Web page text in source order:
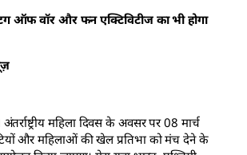
ऑफ वॉर और फन एक्टिविटीज का भी होगा
अंतर्राष्ट्रीय महिला दिवस के अवसर पर 08 मार्च
और महिलाओं की खेल प्रतिभा को मंच देने के